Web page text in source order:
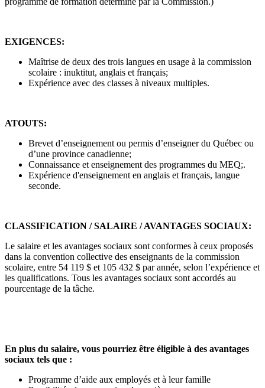
EXIGENCES:
Maîtrise de deux des trois langues en usage à la commission
scolaire : inuktitut, anglais et français;
Expérience avec des classes à niveaux multiples.
ATOUTS:
Brevet d’enseignement ou permis d’enseigner du Québec ou
d’une province canadienne;
Connaissance et enseignement des programmes du MEQ;.
Expérience d'enseignement en anglais et français, langue
seconde.
CLASSIFICATION / SALAIRE / AVANTAGES SOCIAUX:
Le salaire et les avantages sociaux sont conformes à ceux proposés
dans la convention collective des enseignants de la commission
scolaire, entre 54 119 $ et 105 432 $ par année, selon l’expérience et
les qualifications. Tous les avantages sociaux sont accordés au
pourcentage de la tâche.
En plus du salaire, vous pourriez être éligible à des avantages
sociaux tels que :
Programme d’aide aux employés et à leur famille